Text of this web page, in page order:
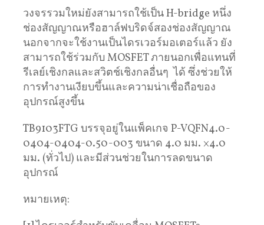
วงจรรวมใหม่ยังสามารถใช้เป็น H-bridge หนึ่ง
ช่องสัญญาณหรือฮาล์ฟบริดจ์สองช่องสัญญาณ
นอกจากจะใช้งานเป็นไดรเวอร์มอเตอร์แล้ว ยัง
สามารถใช้ร่วมกับ MOSFET ภายนอกเพื่อแทนที่
รีเลย์เชิงกลและสวิตช์เชิงกลอื่นๆ ได้ ซึ่งช่วยให้
การทํางานเงียบขึ้นและความน่าเชื่อถือของ
อุปกรณ์สูงขึ้น
TB9103FTG บรรจุอยู่ในแพ็คเกจ P-VQFN4.0-
0404-0404-0.50-003 ขนาด 4.0 มม. ×4.0
มม. (ทั่วไป) และมีส่วนช่วยในการลดขนาด
อุปกรณ์
หมายเหตุ: